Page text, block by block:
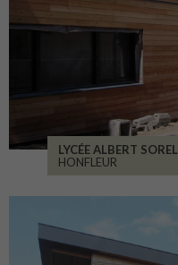
LYCÉE ALBERT SOREL
HONFLEUR